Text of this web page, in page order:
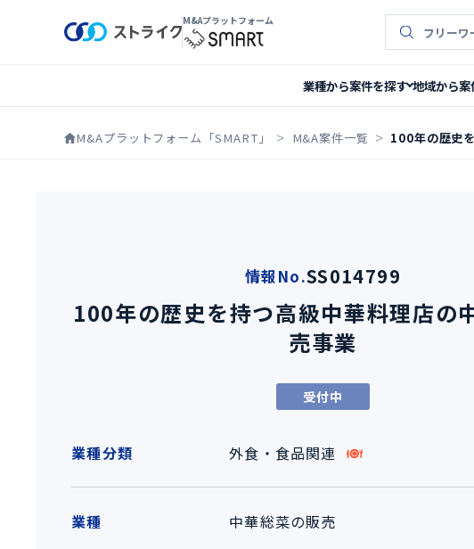
M&Aプラットフォーム 案件検索
業種から案件を探す 地域から案
M&Aプラットフォーム「SMART」 M&A案件一覧 100年の歴史
情報No.SS014799
100年の歴史を持つ高級中華料理店の
売事業
受付中
業種分類 外食・食品関連
業種 中華総菜の販売